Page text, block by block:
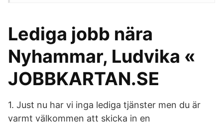
Lediga jobb nära
Nyhammar, Ludvika «
JOBBKARTAN.SE
1. Just nu har vi inga lediga tjänster men du är
varmt välkommen att skicka in en